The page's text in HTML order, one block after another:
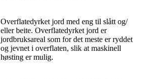
Overflatedyrket jord med eng til slått og/
eller beite. Overflatedyrket jord er
jordbruksareal som for det meste er ryddet
og jevnet i overflaten, slik at maskinell
høsting er mulig.